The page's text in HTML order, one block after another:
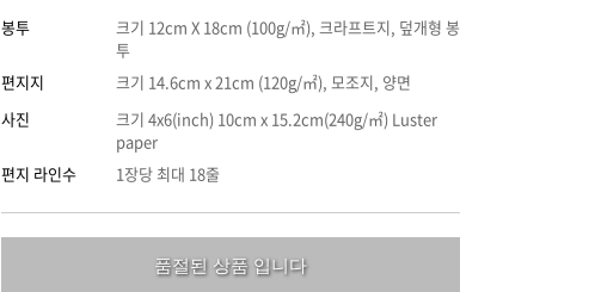
봉투
크기 12cm X 18cm (100g/㎡), 크라프트지, 덮개형 봉
투
편지지
크기 14.6cm x 21cm (120g/㎡), 모조지, 양면
사진
크기 4x6(inch) 10cm x 15.2cm(240g/㎡) Luster
paper
편지 라인수
1장당 최대 18줄
품절된 상품 입니다